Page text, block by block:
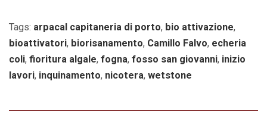
Tags: arpacal capitaneria di porto, bio attivazione,
bioattivatori, biorisanamento, Camillo Falvo, echeria
coli, fioritura algale, fogna, fosso san giovanni, inizio
lavori, inquinamento, nicotera, wetstone